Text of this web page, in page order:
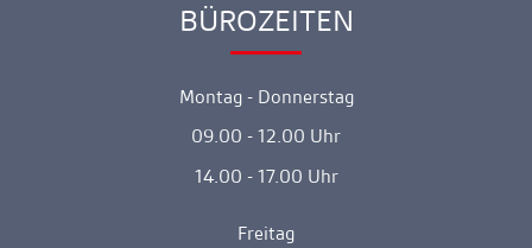
Ankerlink
BÜROZEITEN
Montag - Donnerstag
09.00 - 12.00 Uhr
14.00 - 17.00 Uhr
Freitag